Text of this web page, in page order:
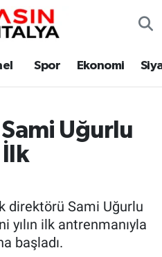
Spor Ekonomi
Uğurlu
direktörü Sami Uğurlu
yılın ilk antrenmanıyla
başladı.